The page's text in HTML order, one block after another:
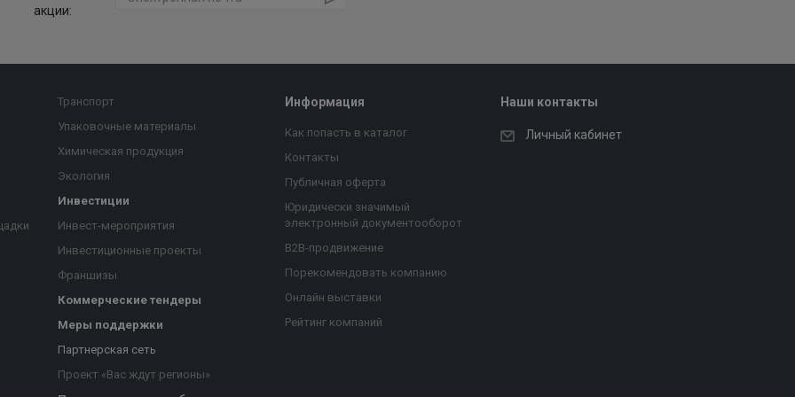
акции:
Транспорт
Упаковочные материалы
Химическая продукция
Экология
Инвестиции
Инвест-мероприятия
Инвестиционные проекты
Франшизы
Коммерческие тендеры
Меры поддержки
Партнерская сеть
Проект «Вас ждут регионы»
Информация
Как попасть в каталог
Контакты
Публичная оферта
Юридически значимый
электронный документооборот
B2B-продвижение
Порекомендовать компанию
Онлайн выставки
Рейтинг компаний
Наши контакты
Личный кабинет